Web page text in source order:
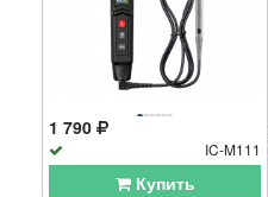
1 790
IC-M111
Купить